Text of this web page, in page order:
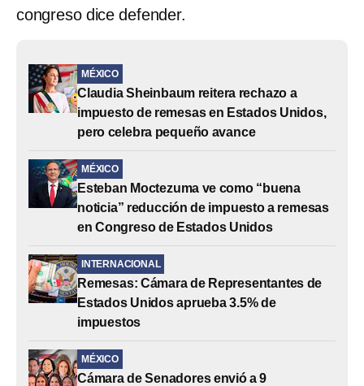
congreso dice defender.
MÉXICO
Claudia Sheinbaum reitera rechazo a
impuesto de remesas en Estados Unidos,
pero celebra pequeño avance
MÉXICO
Esteban Moctezuma ve como “buena
noticia” reducción de impuesto a remesas
en Congreso de Estados Unidos
INTERNACIONAL
Remesas: Cámara de Representantes de
Estados Unidos aprueba 3.5% de
impuestos
MÉXICO
Cámara de Senadores envió a 9